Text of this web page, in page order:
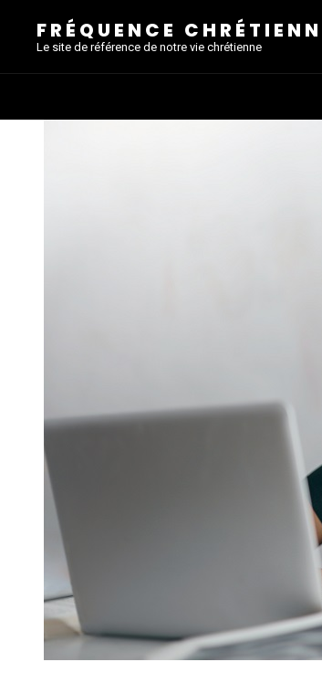
FRÉQUENCE
Le site de référence de notre vie chrétienne